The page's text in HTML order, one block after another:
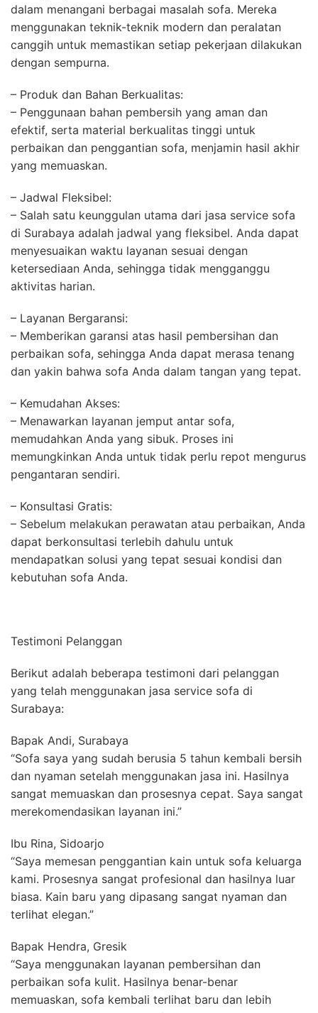
dalam menangani berbagai masalah sofa. Mereka
menggunakan teknik-teknik modern dan peralatan
canggih untuk memastikan setiap pekerjaan dilakukan
dengan sempurna.
– Produk dan Bahan Berkualitas:
– Penggunaan bahan pembersih yang aman dan
efektif, serta material berkualitas tinggi untuk
perbaikan dan penggantian sofa, menjamin hasil akhir
yang memuaskan.
– Jadwal Fleksibel:
– Salah satu keunggulan utama dari jasa service sofa
di Surabaya adalah jadwal yang fleksibel. Anda dapat
menyesuaikan waktu layanan sesuai dengan
ketersediaan Anda, sehingga tidak mengganggu
aktivitas harian.
– Layanan Bergaransi:
– Memberikan garansi atas hasil pembersihan dan
perbaikan sofa, sehingga Anda dapat merasa tenang
dan yakin bahwa sofa Anda dalam tangan yang tepat.
– Kemudahan Akses:
– Menawarkan layanan jemput antar sofa,
memudahkan Anda yang sibuk. Proses ini
memungkinkan Anda untuk tidak perlu repot mengurus
pengantaran sendiri.
– Konsultasi Gratis:
– Sebelum melakukan perawatan atau perbaikan, Anda
dapat berkonsultasi terlebih dahulu untuk
mendapatkan solusi yang tepat sesuai kondisi dan
kebutuhan sofa Anda.
Testimoni Pelanggan
Berikut adalah beberapa testimoni dari pelanggan
yang telah menggunakan jasa service sofa di
Surabaya:
Bapak Andi, Surabaya
“Sofa saya yang sudah berusia 5 tahun kembali bersih
dan nyaman setelah menggunakan jasa ini. Hasilnya
sangat memuaskan dan prosesnya cepat. Saya sangat
merekomendasikan layanan ini.”
Ibu Rina, Sidoarjo
“Saya memesan penggantian kain untuk sofa keluarga
kami. Prosesnya sangat profesional dan hasilnya luar
biasa. Kain baru yang dipasang sangat nyaman dan
terlihat elegan.”
Bapak Hendra, Gresik
“Saya menggunakan layanan pembersihan dan
perbaikan sofa kulit. Hasilnya benar-benar
memuaskan, sofa kembali terlihat baru dan lebih